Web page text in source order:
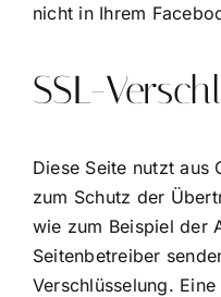
nicht in Ihrem
SSL-
Diese Seite nutzt aus
zum Schutz der
wie zum Beispiel der
Seitenbetreiber
Verschlüsselung.